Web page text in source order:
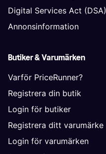
Digital Services Act (DSA)
Annonsinformation
Butiker & Varumärken
Varför PriceRunner?
Registrera din butik
Login för butiker
Registrera ditt varumärke
Login för varumärken